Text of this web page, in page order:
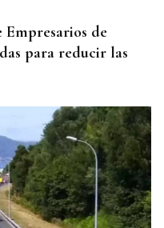
de
para reducir las